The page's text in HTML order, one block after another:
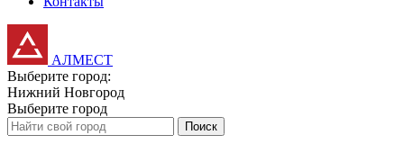
АЛМЕСТ
Выберите город:
Нижний Новгород
Выберите город
Поиск